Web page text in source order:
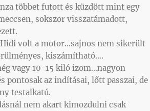
többet futott és küzdött mint egy
sokszor visszatámadott,
volt a motor…sajnos nem sikerült
kiszámítható….
vagy 10-15 kiló izom…nagyon
pontosak az indításai, lőtt passzai, de
testalkatú.
nem akart kimozdulni csak